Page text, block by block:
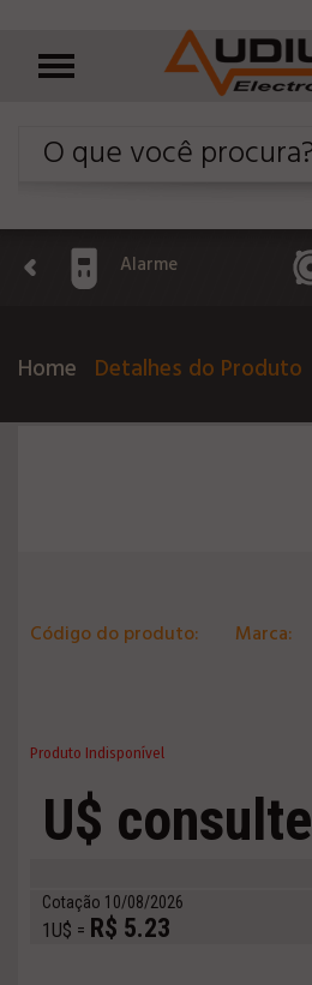
Alarme
Home Detalhes do Produto
Código do produto: Marca:
Produto Indisponível
U$ consulte
Cotação 10/08/2026
1U$ = R$ 5.23